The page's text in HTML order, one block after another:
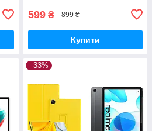
599 ₴ 899 ₴
Купити
–33%